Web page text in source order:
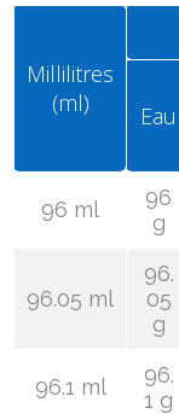
Millilitres
(ml)
Eau
96 ml
96
g
96.05 ml
96.
05
g
96.1 ml
96.
1 g